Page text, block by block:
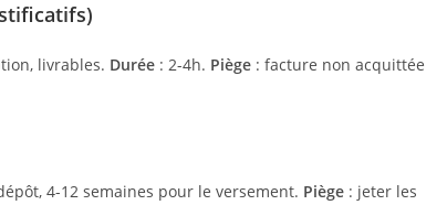
livrables. Durée : 2-4h. Piège : facture non acquittée
4-12 semaines pour le versement. Piège : jeter les